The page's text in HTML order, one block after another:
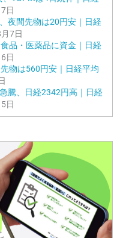
日
夜間先物は20円安｜日経
7日
品・医薬品に資金｜日経
日
物は560円安｜日経平均
騰、日経2342円高｜日経
日